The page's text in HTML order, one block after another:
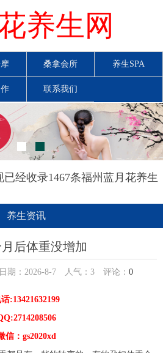
养生网
桑拿会所 养生SPA
联系我们
已经收录1467条福州蓝月花养生
养生资讯
后体重没增加
：2026-8-7 人气： 3评论： 0
:13421632199
信：gs2020xd